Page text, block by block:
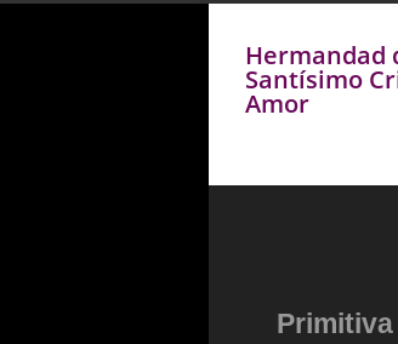
Hermandad
Santísimo
Amor